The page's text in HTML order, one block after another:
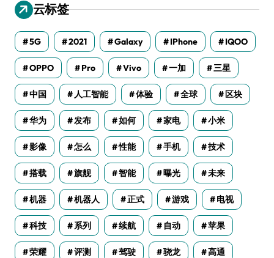
云标签
5G 2021 Galaxy IPhone IQOO
OPPO Pro Vivo 一加 三星
中国 人工智能 体验 全球 区块
华为 发布 如何 家电 小米
影像 怎么 性能 手机 技术
搭载 旗舰 智能 曝光 未来
机器 机器人 正式 游戏 电视
科技 系列 续航 自动 苹果
荣耀 评测 驾驶 骁龙 高通